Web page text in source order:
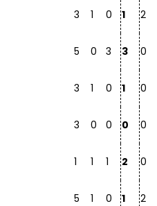
3 1 0 1 2
5 0 3 3 0
3 1 0 1 0
3 0 0 0 0
1 1 1 2 0
5 1 0 1 2